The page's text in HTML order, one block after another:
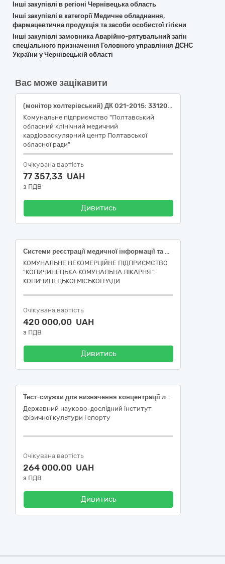
Інші закупівлі в регіоні Чернівецька область
Інші закупівлі в категорії Медичне обладнання,
фармацевтична продукція та засоби особистої гігієни
Інші закупівлі замовника Аварійно-рятувальний загін
спеціального призначення Головного управління ДСНС
України у Чернівецькій області
Вас може зацікавити
(монітор холтерівський) ДК 021-2015: 33120000-7 Системи реєстрації медичної інформації та дослідне обладнання НК 024:2023: 36888 Реєстратор амбулаторний для тривалого моніторингу артеріального тиску, Код НК 031:2024: Z1203020302 Неінвазивні інструменти моніторингу артеріального тиску
Комунальне підприємство "Полтавський
обласний клінічний медичний
кардіоваскулярний центр Полтавської
обласної ради"
Очікувана вартість
77 357,33 UAH
з ПДВ
Дивитись
Системи реєстрації медичної інформації та дослідне обладнання
КОМУНАЛЬНЕ НЕКОМЕРЦІЙНЕ ПІДПРИЄМСТВО
"КОПИЧИНЕЦЬКА КОМУНАЛЬНА ЛІКАРНЯ "
КОПИЧИНЕЦЬКОЇ МІСЬКОЇ РАДИ
Очікувана вартість
420 000,00 UAH
з ПДВ
Дивитись
Тест-смужки для визначення концентрації лактату для науково-дослідних робіт, лабораторних досліджень; код ДК 021:2015 – 33120000-7 Системи реєстрації медичної інформації та дослідне обладнання, код НК 024:2023 – 30224 Лактат IVD (діагностика in vitro), набір, окислювально-відновна реакція, експрес-аналіз
Державний науково-дослідний інститут
фізичної культури і спорту
Очікувана вартість
264 000,00 UAH
з ПДВ
Дивитись